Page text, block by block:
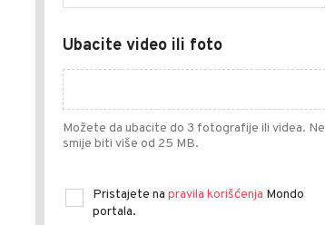
Ubacite video ili foto
Možete da ubacite do 3 fotografije ili videa. Ne
smije biti više od 25 MB.
Pristajete na pravila korišćenja Mondo
portala.